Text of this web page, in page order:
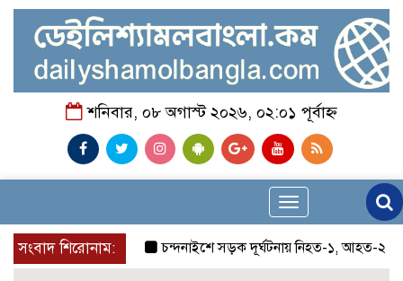
শনিবার, ০৮ অগাস্ট ২০২৬, ০২:০১ পূর্বাহ্ন
Toggle
navigation
সংবাদ শিরোনাম:
চন্দনাইশে সড়ক দূর্ঘটনায় নিহত-১, আহত-২